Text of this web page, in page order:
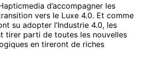
d’accompagner les
vers le Luxe 4.0. Et comme
su adopter l’Industrie 4.0, les
tirer parti de toutes les nouvelles
en tireront de riches